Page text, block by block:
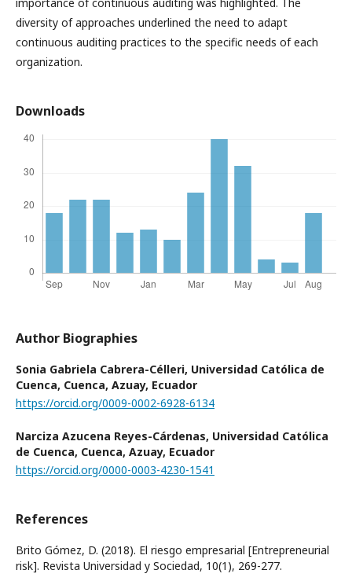
diversity of approaches underlined the need to adapt
continuous auditing practices to the specific needs of each
organization.
Downloads
Author Biographies
Sonia Gabriela Cabrera-Célleri, Universidad Católica de
Cuenca, Cuenca, Azuay, Ecuador
https://orcid.org/0009-0002-6928-6134
Narciza Azucena Reyes-Cárdenas, Universidad Católica
de Cuenca, Cuenca, Azuay, Ecuador
https://orcid.org/0000-0003-4230-1541
References
Brito Gómez, D. (2018). El riesgo empresarial [Entrepreneurial
risk]. Revista Universidad y Sociedad, 10(1), 269-277.